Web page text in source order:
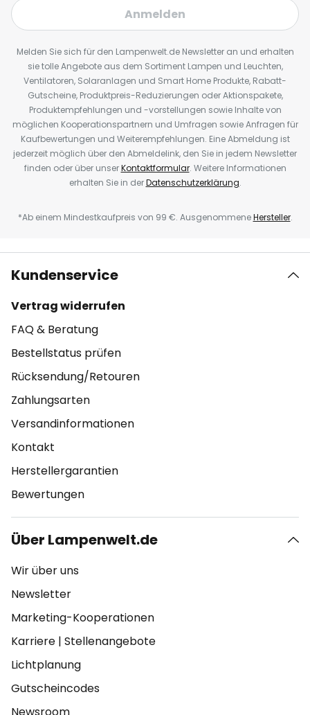
Anmelden
Melden Sie sich für den Lampenwelt.de Newsletter an und erhalten
sie tolle Angebote aus dem Sortiment Lampen und Leuchten,
Ventilatoren, Solaranlagen und Smart Home Produkte, Rabatt-
Gutscheine, Produktpreis-Reduzierungen oder Aktionspakete,
Produktempfehlungen und -vorstellungen sowie Inhalte von
möglichen Kooperationspartnern und Umfragen sowie Anfragen für
Kaufbewertungen und Weiterempfehlungen. Eine Abmeldung ist
jederzeit möglich über den Abmeldelink, den Sie in jedem Newsletter
finden oder über unserKontaktformular. Weitere Informationen
erhalten Sie in derDatenschutzerklärung.
*Ab einem Mindestkaufpreis von 99 €. AusgenommeneHersteller.
Kundenservice
Vertrag widerrufen
FAQ & Beratung
Bestellstatus prüfen
Rücksendung/Retouren
Zahlungsarten
Versandinformationen
Kontakt
Herstellergarantien
Bewertungen
Über Lampenwelt.de
Wir über uns
Newsletter
Marketing-Kooperationen
Karriere | Stellenangebote
Lichtplanung
Gutscheincodes